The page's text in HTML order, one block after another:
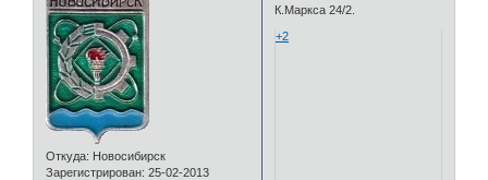
Откуда: Новосибирск
Зарегистрирован: 25-02-2013
К.Маркса 24/2.
+2